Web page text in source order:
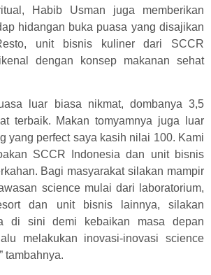
Habib Usman juga memberikan
hidangan buka puasa yang disajikan
unit bisnis kuliner dari SCCR
dengan konsep makanan sehat
luar biasa nikmat, dombanya 3,5
terbaik. Makan tomyamnya juga luar
yang perfect saya kasih nilai 100. Kami
SCCR Indonesia dan unit bisnis
Bagi masyarakat silakan mampir
science mulai dari laboratorium,
dan unit bisnis lainnya, silakan
di sini demi kebaikan masa depan
melakukan inovasi-inovasi science
tambahnya.